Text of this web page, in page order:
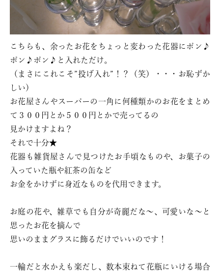
こちらも、余ったお花をちょっと変わった花器にポン♪
ポン♪ポン♪と入れただけ。
（まさにこれこそ”投げ入れ”！？（笑）・・・お恥ずか
しい）
お花屋さんやスーパーの一角に何種類かのお花をまとめ
て３００円とか５００円とかで売ってるの
見かけますよね？
それで十分★
花器も雑貨屋さんで見つけたお手頃なものや、お菓子の
入っていた瓶や紅茶の缶など
お金をかけずに身近なものを代用できます。
お庭の花や、雑草でも自分が奇麗だな〜、可愛いな〜と
思ったお花を摘んで
思いのままグラスに飾るだけでいいのです！
一輪だと水かえも楽だし、数本束ねて花瓶にいける場合